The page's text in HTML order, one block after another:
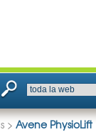
> Avene